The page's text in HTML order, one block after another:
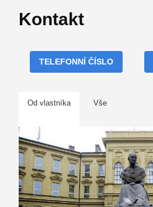
Kontakt
TELEFONNÍ ČÍSLO
Od vlastníka Vše